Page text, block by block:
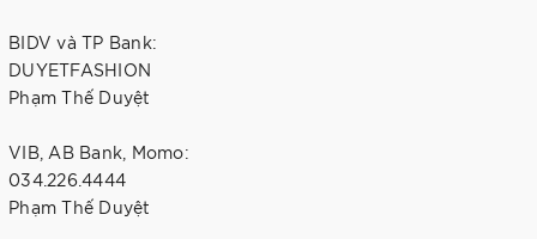
BIDV và TP Bank:
DUYETFASHION
Phạm Thế Duyệt
VIB, AB Bank, Momo:
034.226.4444
Phạm Thế Duyệt